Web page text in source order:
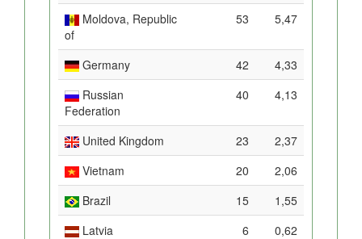
Moldova, Republic
of
53 5,47
Germany 42
4,33
Russian
Federation
40 4,13
United Kingdom 23
2,37
Vietnam
20
2,06
Brazil
15
1,55
Latvia
6
0,62